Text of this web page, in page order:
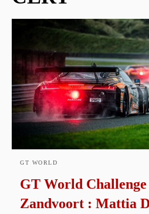
GT WORLD
GT World
Zandvoort : Mattia